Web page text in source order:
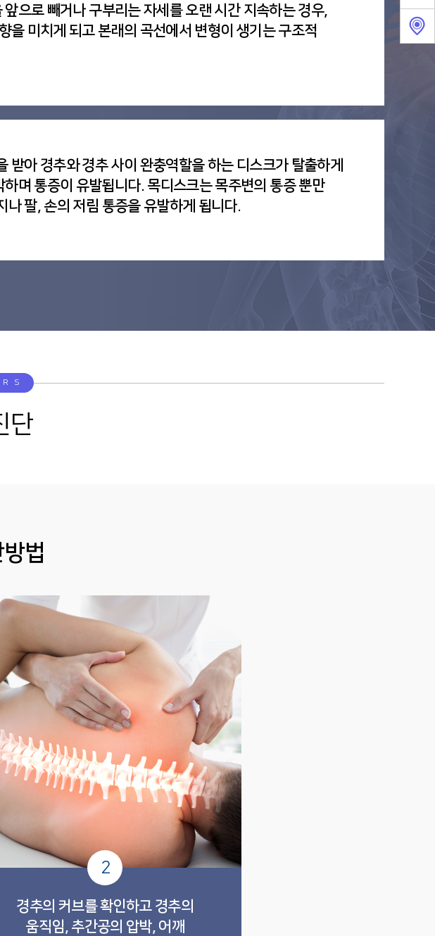
으로 빼거나 구부리는 자세를 오랜 시간 지속하는 경우,
을 미치게 되고 본래의 곡선에서 변형이 생기는 구조적
받아 경추와 경추 사이 완충역할을 하는 디스크가 탈출하게
며 통증이 유발됩니다. 목디스크는 목주변의 통증 뿐만
팔, 손의 저림 통증을 유발하게 됩니다.
단
법
2
경추의 커브를 확인하고 경추의
움직임, 추간공의 압박, 어깨